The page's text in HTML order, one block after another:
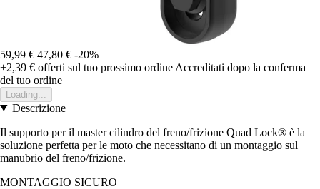
59,99 € 47,80 € -20%
+2,39 € offerti sul tuo prossimo ordine Accreditati dopo la conferma
del tuo ordine
Loading...
Descrizione
Il supporto per il master cilindro del freno/frizione Quad Lock® è la
soluzione perfetta per le moto che necessitano di un montaggio sul
manubrio del freno/frizione.
MONTAGGIO SICURO